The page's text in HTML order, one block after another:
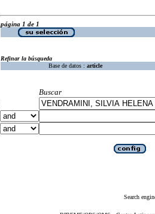
página 1 de 1
Refinar la búsqueda
Base de datos : article
Buscar
Search